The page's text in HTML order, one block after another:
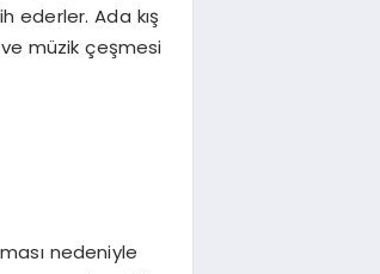
ederler. Ada kış
müzik çeşmesi
nedeniyle